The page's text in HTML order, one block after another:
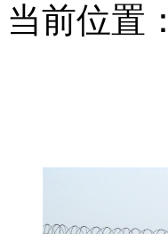
当前位置：